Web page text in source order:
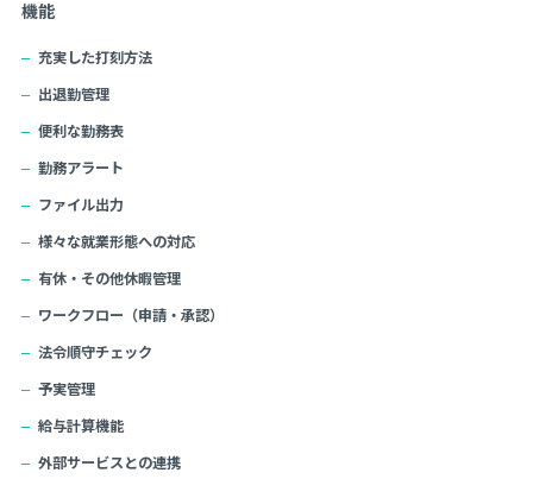
機能
充実した打刻方法
出退勤管理
便利な勤務表
勤務アラート
ファイル出力
様々な就業形態への対応
有休・その他休暇管理
ワークフロー（申請・承認）
法令順守チェック
予実管理
給与計算機能
外部サービスとの連携